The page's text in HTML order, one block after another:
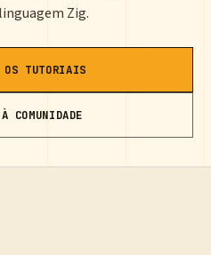
Zig.
OS TUTORIAIS
COMUNIDADE